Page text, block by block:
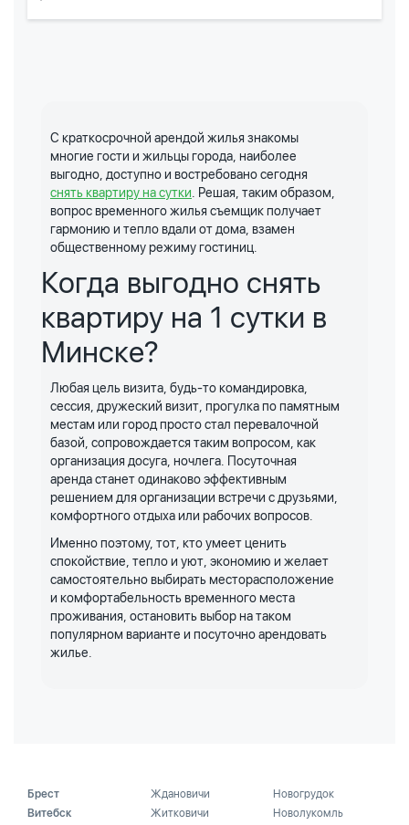
С краткосрочной арендой жилья знакомы
многие гости и жильцы города, наиболее
выгодно, доступно и востребовано сегодня
снять квартиру на сутки . Решая, таким образом,
вопрос временного жилья съемщик получает
гармонию и тепло вдали от дома, взамен
общественному режиму гостиниц.
Когда выгодно снять
квартиру на 1 сутки в
Минске?
Любая цель визита, будь-то командировка,
сессия, дружеский визит, прогулка по памятным
местам или город просто стал перевалочной
базой, сопровождается таким вопросом, как
организация досуга, ночлега. Посуточная
аренда станет одинаково эффективным
решением для организации встречи с друзьями,
комфортного отдыха или рабочих вопросов.
Именно поэтому, тот, кто умеет ценить
спокойствие, тепло и уют, экономию и желает
самостоятельно выбирать месторасположение
и комфортабельность временного места
проживания, остановить выбор на таком
популярном варианте и посуточно арендовать
жилье.
Брест
Витебск
Ждановичи
Житковичи
Новогрудок
Новолукомль